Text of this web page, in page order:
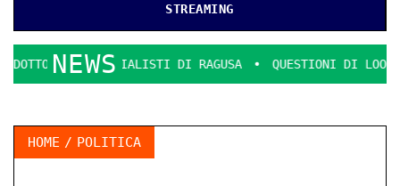
STREAMING
NEWSDI RAGUSA QUESTIONI DI LOOK E DECENZA.
HOME POLITICA